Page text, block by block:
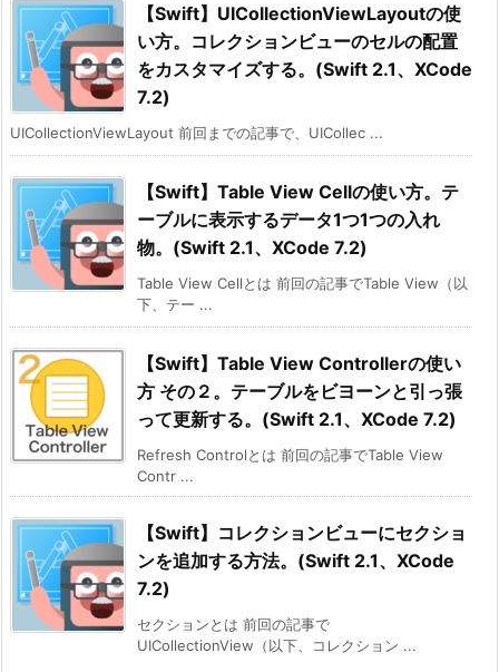
【Swift】UICollectionViewLayoutの使
い方。コレクションビューのセルの配置
をカスタマイズする。(Swift 2.1、XCode
7.2)
UICollectionViewLayout 前回までの記事で、UICollec ...
【Swift】Table View Cellの使い方。テ
ーブルに表示するデータ1つ1つの入れ
物。(Swift 2.1、XCode 7.2)
Table View Cellとは 前回の記事でTable View（以
下、テー ...
【Swift】Table View Controllerの使い
方 その２。テーブルをビヨーンと引っ張
って更新する。(Swift 2.1、XCode 7.2)
Refresh Controlとは 前回の記事でTable View
Contr ...
【Swift】コレクションビューにセクショ
ンを追加する方法。(Swift 2.1、XCode
7.2)
セクションとは 前回の記事で
UICollectionView（以下、コレクション ...